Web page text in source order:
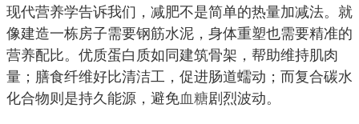
现代营养学告诉我们，减肥不是简单的热量加减法。就
像建造一栋房子需要钢筋水泥，身体重塑也需要精准的
营养配比。优质蛋白质如同建筑骨架，帮助维持肌肉
量；膳食纤维好比清洁工，促进肠道蠕动；而复合碳水
化合物则是持久能源，避免血糖剧烈波动。